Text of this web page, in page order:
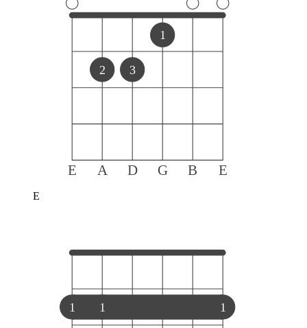
E A D G B E
2 3
1
E
1 1 1